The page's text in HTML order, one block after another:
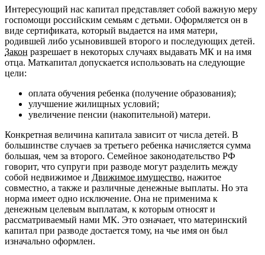
Интересующий нас капитал представляет собой важную меру
госпомощи российским семьям с детьми. Оформляется он в
виде сертификата, который выдается на имя матери,
родившей либо усыновившей второго и последующих детей.
Закон разрешает в некоторых случаях выдавать МК и на имя
отца. Маткапитал допускается использовать на следующие
цели:
оплата обучения ребенка (получение образования);
улучшение жилищных условий;
увеличение пенсии (накопительной) матери.
Конкретная величина капитала зависит от числа детей. В
большинстве случаев за третьего ребенка начисляется сумма
большая, чем за второго. Семейное законодательство РФ
говорит, что супруги при разводе могут разделить между
собой недвижимое и Движимое имущество, нажитое
совместно, а также и различные денежные выплаты. Но эта
норма имеет одно исключение. Она не применима к
денежным целевым выплатам, к которым относят и
рассматриваемый нами МК. Это означает, что материнский
капитал при разводе достается тому, на чье имя он был
изначально оформлен.